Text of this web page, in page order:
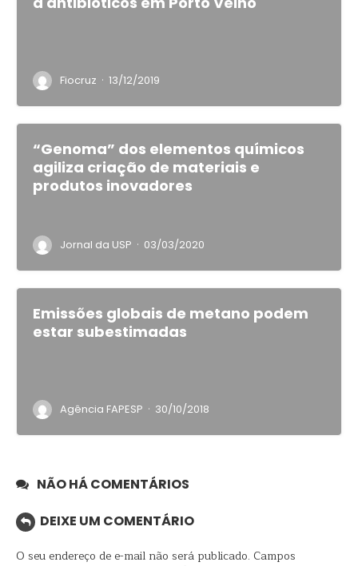
Fiocruz · 13/12/2019
“Genoma” dos elementos químicos
agiliza criação de materiais e
produtos inovadores
Jornal da USP · 03/03/2020
Emissões globais de metano podem
estar subestimadas
Agência FAPESP · 30/10/2018
NÃO HÁ COMENTÁRIOS
DEIXE UM COMENTÁRIO
O seu endereço de e-mail não será publicado. Campos